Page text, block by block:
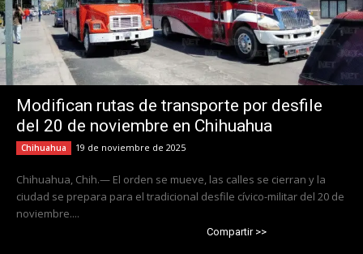
Modifican rutas de transporte por desfile
del 20 de noviembre en Chihuahua
Chihuahua 19 de noviembre de 2025
Chihuahua, Chih.— El orden se mueve, las calles se cierran y la
ciudad se prepara para el tradicional desfile cívico-militar del 20 de
noviembre....
Compartir >>